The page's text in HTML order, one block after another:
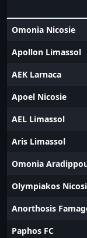
Omonia Nicosie
Apollon Limassol
AEK Larnaca
Apoel Nicosie
AEL Limassol
Aris Limassol
Omonia
Olympiakos
Anorthosis
Paphos FC